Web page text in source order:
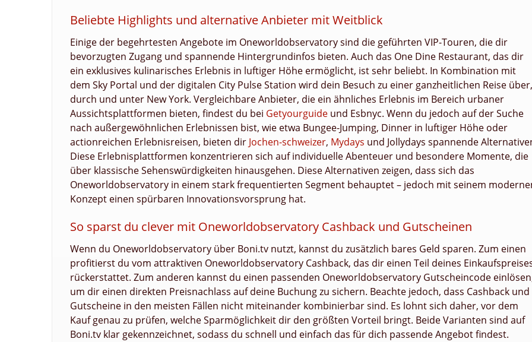
Beliebte Highlights und alternative Anbieter mit Weitblick
Einige der begehrtesten Angebote im Oneworldobservatory sind die geführten VIP-Touren, die dir
bevorzugten Zugang und spannende Hintergrundinfos bieten. Auch das One Dine Restaurant, das dir
ein exklusives kulinarisches Erlebnis in luftiger Höhe ermöglicht, ist sehr beliebt. In Kombination mit
dem Sky Portal und der digitalen City Pulse Station wird dein Besuch zu einer ganzheitlichen Reise über,
durch und unter New York. Vergleichbare Anbieter, die ein ähnliches Erlebnis im Bereich urbaner
Aussichtsplattformen bieten, findest du bei Getyourguide und Esbnyc. Wenn du jedoch auf der Suche
nach außergewöhnlichen Erlebnissen bist, wie etwa Bungee-Jumping, Dinner in luftiger Höhe oder
actionreichen Erlebnisreisen, bieten dir Jochen-schweizer, Mydays und Jollydays spannende
Diese Erlebnisplattformen konzentrieren sich auf individuelle Abenteuer und besondere Momente, die
über klassische Sehenswürdigkeiten hinausgehen. Diese Alternativen zeigen, dass sich das
Oneworldobservatory in einem stark frequentierten Segment behauptet – jedoch mit seinem
Konzept einen spürbaren Innovationsvorsprung hat.
So sparst du clever mit Oneworldobservatory Cashback und Gutscheinen
Wenn du Oneworldobservatory über Boni.tv nutzt, kannst du zusätzlich bares Geld sparen. Zum einen
profitierst du vom attraktiven Oneworldobservatory Cashback, das dir einen Teil deines
rückerstattet. Zum anderen kannst du einen passenden Oneworldobservatory Gutscheincode
um dir einen direkten Preisnachlass auf deine Buchung zu sichern. Beachte jedoch, dass Cashback und
Gutscheine in den meisten Fällen nicht miteinander kombinierbar sind. Es lohnt sich daher, vor dem
Kauf genau zu prüfen, welche Sparmöglichkeit dir den größten Vorteil bringt. Beide Varianten sind auf
Boni.tv klar gekennzeichnet, sodass du schnell und einfach das für dich passende Angebot findest.